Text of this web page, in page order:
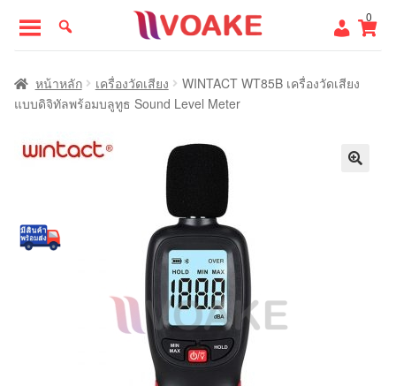
to
navigation
to
content
0
หน้าแรก
หน้าหลัก เครื่องวัดเสียง
WINTACT WT85B เครื่องวัดเสียง
แบบดิจิทัลพร้อมบลูทูธ Sound Level Meter